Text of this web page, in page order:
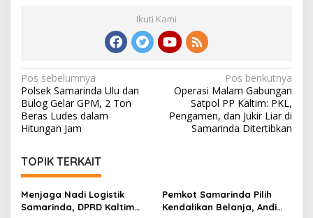
Ikuti Kami
Navigasi
pos
Pos sebelumnya
Polsek Samarinda Ulu dan
Bulog Gelar GPM, 2 Ton
Beras Ludes dalam
Hitungan Jam
Pos berikutnya
Operasi Malam Gabungan
Satpol PP Kaltim: PKL,
Pengamen, dan Jukir Liar di
Samarinda Ditertibkan
TOPIK TERKAIT
Menjaga Nadi Logistik
Samarinda, DPRD Kaltim
Pemkot Samarinda Pilih
Kendalikan Belanja, Andi